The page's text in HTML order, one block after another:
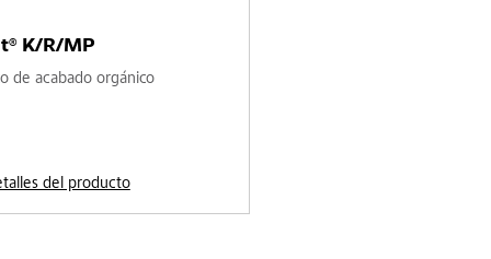
K/R/MP
de acabado orgánico
del producto